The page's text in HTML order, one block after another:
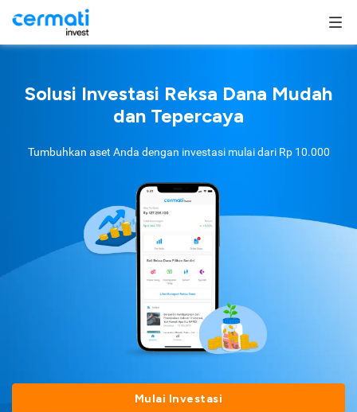
Solusi Investasi Reksa Dana Mudah
dan Tepercaya
Tumbuhkan aset Anda dengan investasi mulai dari Rp 10.000
Mulai Investasi